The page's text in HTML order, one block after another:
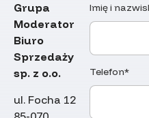
Grupa
Moderator
Biuro
Sprzedaży
sp. z o.o.
ul. Focha 12
Imię i
Telefon*